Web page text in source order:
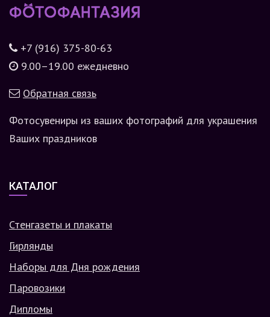
+7 (916) 375-80-63
9.00–19.00 ежедневно
Обратная связь
Фотосувениры из ваших фотографий для украшения
Ваших праздников
КАТАЛОГ
Стенгазеты и плакаты
Гирлянды
Наборы для Дня рождения
Паровозики
Дипломы